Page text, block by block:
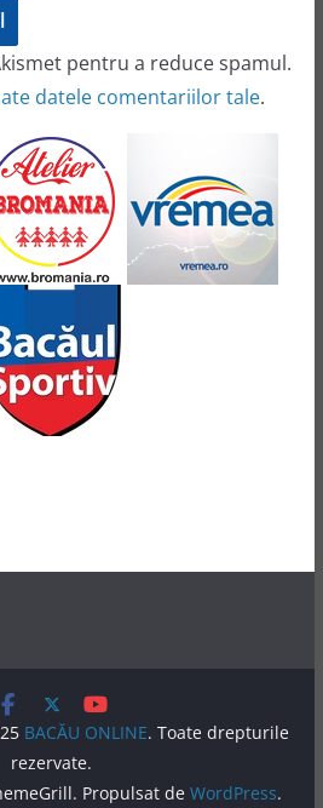
pentru a reduce spamul.
datele comentariilor tale.
BACĂU ONLINE. Toate drepturile
rezervate.
Propulsat deWordPress.